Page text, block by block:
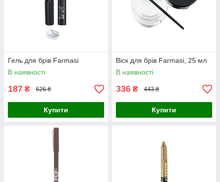
Гель для брів Farmasi
В наявності
187 ₴ 626 ₴
Купити
Віск для брів Farmasi, 25 мл
В наявності
336 ₴ 443 ₴
Купити